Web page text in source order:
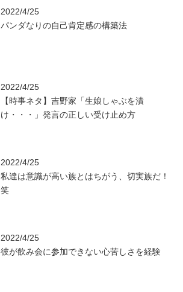
2022/4/25
パンダなりの自己肯定感の構築法
2022/4/25
【時事ネタ】吉野家「生娘しゃぶを漬
け・・・」発言の正しい受け止め方
2022/4/25
私達は意識が高い族とはちがう、切実族だ！
笑
2022/4/25
彼が飲み会に参加できない心苦しさを経験